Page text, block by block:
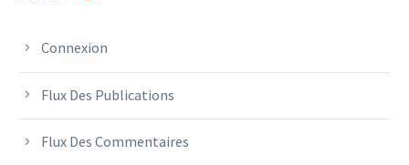
Connexion
Flux Des Publications
Flux Des Commentaires